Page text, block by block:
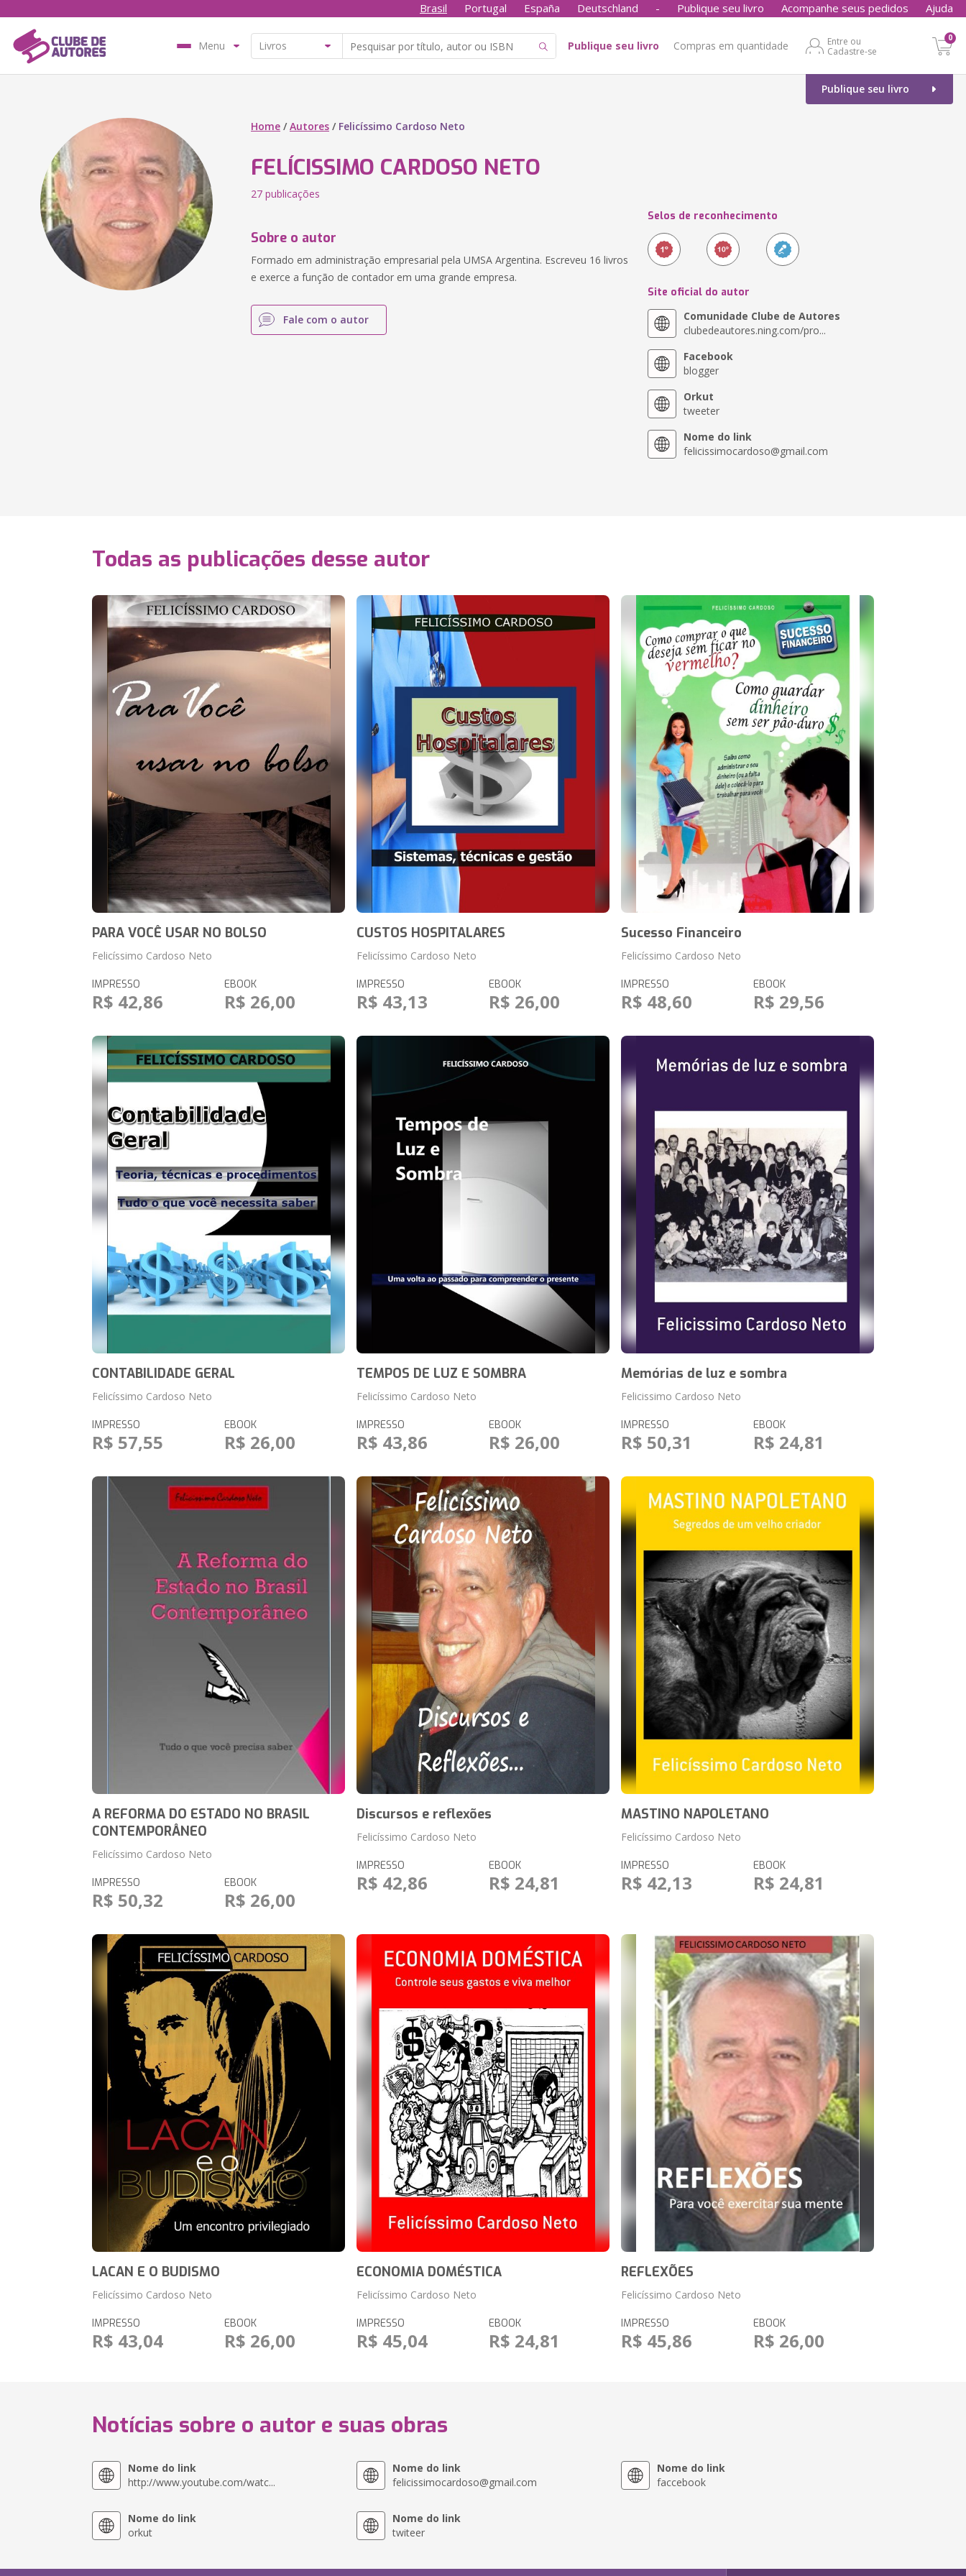
Brasil Portugal España Deutschland - Publique seu livro Acompanhe seus pedidos Ajuda
Menu Publique seu livro Compras em quantidade
Entre ou
Cadastre-se
0
Publique seu livro
Home /Autores / Felicíssimo Cardoso Neto
FELÍCISSIMO CARDOSO NETO
27 publicações
Sobre o autor
Formado em administração empresarial pela UMSA Argentina. Escreveu 16 livros
e exerce a função de contador em uma grande empresa.
Fale com o autor
Selos de reconhecimento
Site oficial do autor
Comunidade Clube de Autores
clubedeautores.ning.com/pro...
Facebook
blogger
Orkut
tweeter
Nome do link
felicissimocardoso@gmail.com
Todas as publicações desse autor
PARA VOCÊ USAR NO BOLSO
Felicíssimo Cardoso Neto
IMPRESSO
R$ 42,86
EBOOK
R$ 26,00
CUSTOS HOSPITALARES
Felicíssimo Cardoso Neto
IMPRESSO
R$ 43,13
EBOOK
R$ 26,00
Sucesso Financeiro
Felicíssimo Cardoso Neto
IMPRESSO
R$ 48,60
EBOOK
R$ 29,56
CONTABILIDADE GERAL
Felicíssimo Cardoso Neto
IMPRESSO
R$ 57,55
EBOOK
R$ 26,00
TEMPOS DE LUZ E SOMBRA
Felicíssimo Cardoso Neto
IMPRESSO
R$ 43,86
EBOOK
R$ 26,00
Memórias de luz e sombra
Felicissimo Cardoso Neto
IMPRESSO
R$ 50,31
EBOOK
R$ 24,81
A REFORMA DO ESTADO NO BRASIL
CONTEMPORÂNEO
Felicíssimo Cardoso Neto
IMPRESSO
R$ 50,32
EBOOK
R$ 26,00
Discursos e reflexões
Felicíssimo Cardoso Neto
IMPRESSO
R$ 42,86
EBOOK
R$ 24,81
MASTINO NAPOLETANO
Felicíssimo Cardoso Neto
IMPRESSO
R$ 42,13
EBOOK
R$ 24,81
LACAN E O BUDISMO
Felicíssimo Cardoso Neto
IMPRESSO
R$ 43,04
EBOOK
R$ 26,00
ECONOMIA DOMÉSTICA
Felicíssimo Cardoso Neto
IMPRESSO
R$ 45,04
EBOOK
R$ 24,81
REFLEXÕES
Felicíssimo Cardoso Neto
IMPRESSO
R$ 45,86
EBOOK
R$ 26,00
Notícias sobre o autor e suas obras
Nome do link
http://www.youtube.com/watc...
Nome do link
felicissimocardoso@gmail.com
Nome do link
faccebook
Nome do link
orkut
Nome do link
twiteer